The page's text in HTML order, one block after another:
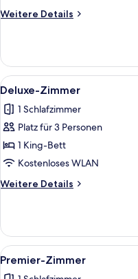
Weitere Details
Weitere
Alle
Fotos
für
Deluxe-
Zimmer
anzeigen
2
Deluxe-Zimmer
1 Schlafzimmer
Platz für 3 Personen
1 King-Bett
Kostenloses WLAN
Weitere Details
Weitere
Zimmer
Alle
Fotos
3
Premier-Zimmer